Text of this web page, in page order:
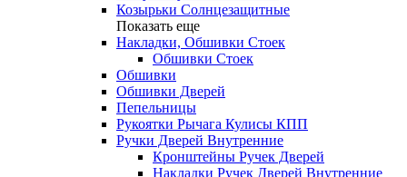
Козырьки Солнцезащитные
Показать еще
Накладки, Обшивки Стоек
Обшивки Стоек
Обшивки
Обшивки Дверей
Пепельницы
Рукоятки Рычага Кулисы КПП
Ручки Дверей Внутренние
Кронштейны Ручек Дверей
Накладки Ручек Дверей Внутренние